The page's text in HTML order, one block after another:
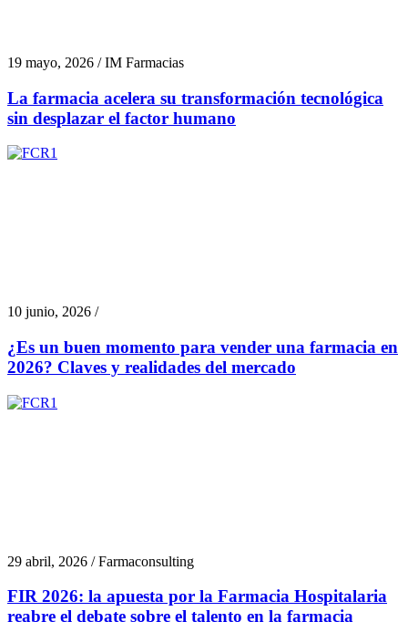
19 mayo, 2026 / IM Farmacias
La farmacia acelera su transformación tecnológica
sin desplazar el factor humano
10 junio, 2026 /
¿Es un buen momento para vender una farmacia en
2026? Claves y realidades del mercado
29 abril, 2026 / Farmaconsulting
FIR 2026: la apuesta por la Farmacia Hospitalaria
reabre el debate sobre el talento en la farmacia